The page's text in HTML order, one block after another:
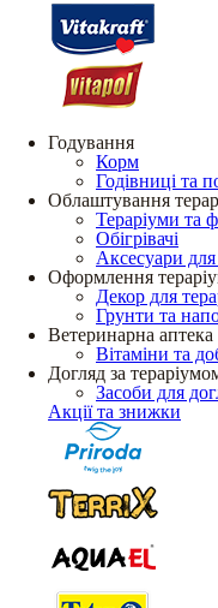
Годування
Корм
Годівниці та
Облаштування
Тераріуми та
Обігрівачі
Аксесуари
Оформлення
Декор для
Грунти та
Ветеринарна аптека
Вітаміни та
Догляд за
Засоби для
Акції та знижки